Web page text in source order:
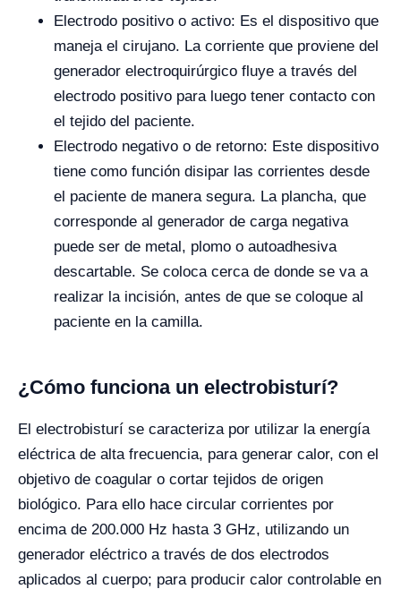
Electrodo positivo o activo: Es el dispositivo que
maneja el cirujano. La corriente que proviene del
generador electroquirúrgico fluye a través del
electrodo positivo para luego tener contacto con
el tejido del paciente.
Electrodo negativo o de retorno: Este dispositivo
tiene como función disipar las corrientes desde
el paciente de manera segura. La plancha, que
corresponde al generador de carga negativa
puede ser de metal, plomo o autoadhesiva
descartable. Se coloca cerca de donde se va a
realizar la incisión, antes de que se coloque al
paciente en la camilla.
¿Cómo funciona un electrobisturí?
El electrobisturí se caracteriza por utilizar la energía
eléctrica de alta frecuencia, para generar calor, con el
objetivo de coagular o cortar tejidos de origen
biológico. Para ello hace circular corrientes por
encima de 200.000 Hz hasta 3 GHz, utilizando un
generador eléctrico a través de dos electrodos
aplicados al cuerpo; para producir calor controlable en